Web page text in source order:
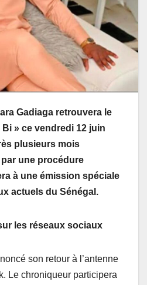
Gadiaga retrouvera le
» ce vendredi 12 juin
plusieurs mois
une procédure
à une émission spéciale
actuels du Sénégal.
les réseaux sociaux
son retour à l’antenne
Le chroniqueur participera